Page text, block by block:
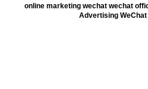
online marketing wechat wechat
Advertising